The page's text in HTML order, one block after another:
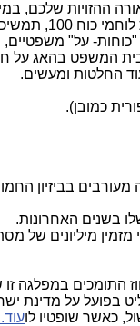
ההזויות שלכם,
תנו זכות
על"
המשפט בהאג על
החלטות ומעשים.
כמובן).
בביזיון
בשנים האחרונות.
מיליונים של
התומכים במפלגה
על מדינת
כאשר שופטיו לו